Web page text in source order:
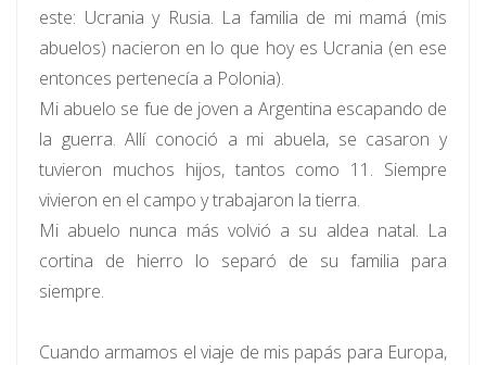
este: Ucrania y Rusia. La familia de mi mamá (mis
abuelos) nacieron en lo que hoy es Ucrania (en ese
entonces pertenecía a Polonia).
Mi abuelo se fue de joven a Argentina escapando de
la guerra. Allí conoció a mi abuela, se casaron y
tuvieron muchos hijos, tantos como 11. Siempre
vivieron en el campo y trabajaron la tierra.
Mi abuelo nunca más volvió a su aldea natal. La
cortina de hierro lo separó de su familia para
siempre.
Cuando armamos el viaje de mis papás para Europa,